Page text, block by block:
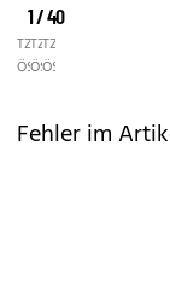
1 / 40
TZ
ÖSTERREICH/ZEIDLER
©
TZ
ÖSTERREICH/ZEIDLER
©
TZ
ÖSTERREICH/ZEIDLER
Fehler im